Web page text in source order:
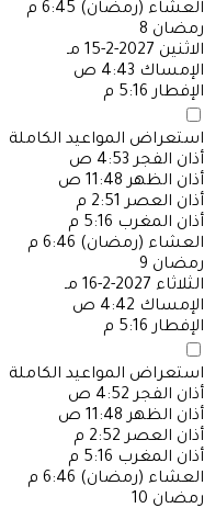
العشاء (رمضان) 6:45 م
رمضان 8
الاثنين 2027-2-15 مـ
الإمساك 4:43 ص
الإفطار 5:16 م
استعراض المواعيد الكاملة
أذان الفجر 4:53 ص
أذان الظهر 11:48 ص
أذان العصر 2:51 م
أذان المغرب 5:16 م
العشاء (رمضان) 6:46 م
رمضان 9
الثلاثاء 2027-2-16 مـ
الإمساك 4:42 ص
الإفطار 5:16 م
استعراض المواعيد الكاملة
أذان الفجر 4:52 ص
أذان الظهر 11:48 ص
أذان العصر 2:52 م
أذان المغرب 5:16 م
العشاء (رمضان) 6:46 م
رمضان 10